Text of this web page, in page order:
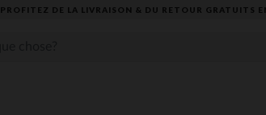
PROFITEZ DE LA LIVRAISON & DU RETOUR GRATUITS